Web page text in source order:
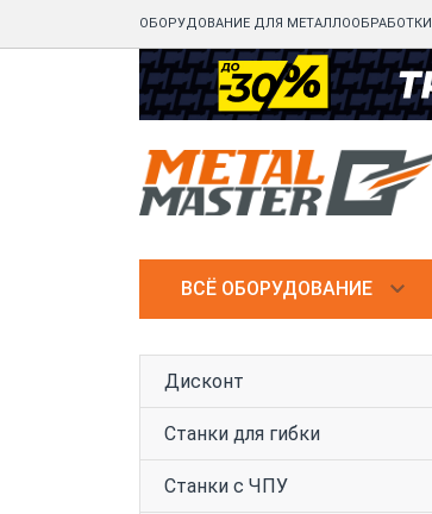
ОБОРУДОВАНИЕ ДЛЯ МЕТАЛЛООБРАБОТКИ
ВСЁ ОБОРУДОВАНИЕ
Дисконт
Станки для гибки
Станки с ЧПУ